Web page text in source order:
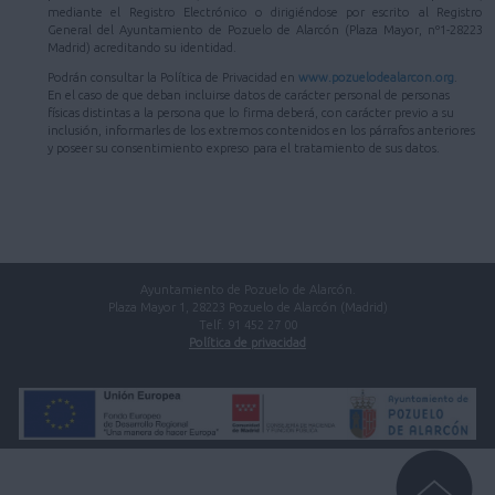
mediante el Registro Electrónico o dirigiéndose por escrito al Registro
General del Ayuntamiento de Pozuelo de Alarcón (Plaza Mayor, nº1-28223
Madrid) acreditando su identidad.
Podrán consultar la Política de Privacidad en www.pozuelodealarcon.org
En el caso de que deban incluirse datos de carácter personal de personas
físicas distintas a la persona que lo firma deberá, con carácter previo a su
inclusión, informarles de los extremos contenidos en los párrafos anteriores
y poseer su consentimiento expreso para el tratamiento de sus datos.
Ayuntamiento de Pozuelo de Alarcón.
Plaza Mayor 1, 28223 Pozuelo de Alarcón (Madrid)
Telf. 91 452 27 00
Política de privacidad